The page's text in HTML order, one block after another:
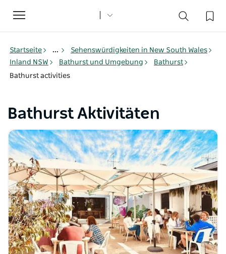
Toggle
navigation
Startseite ...
Sehenswürdigkeiten in New South Wales
Inland NSW
Bathurst und Umgebung
Bathurst
Bathurst activities
Bathurst Aktivitäten